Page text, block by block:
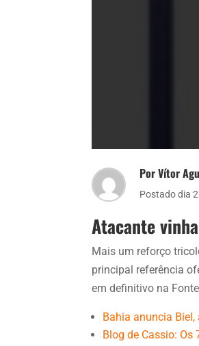
Por Vítor
Postado dia
Atacante
Mais um reforço
principal referência
em definitivo na
Bahia anuncia Biel,
Blog de Cassio: